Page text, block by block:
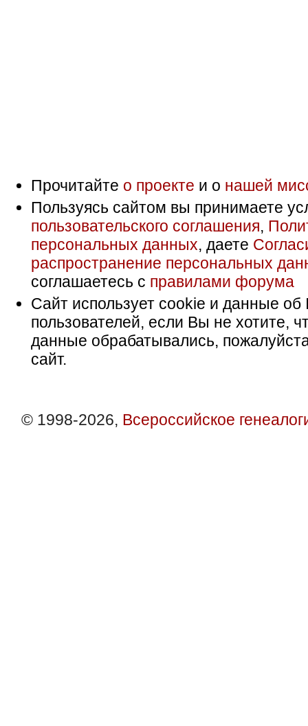
Прочитайте о проекте и о нашей
Пользуясь сайтом вы принимаете
пользовательского соглашения,
персональных данных, даете
распространение персональных
соглашаетесь с правилами форума
Сайт использует cookie и данные об
пользователей, если Вы не хотите,
данные обрабатывались,
сайт.
© 1998-2026, Всероссийское